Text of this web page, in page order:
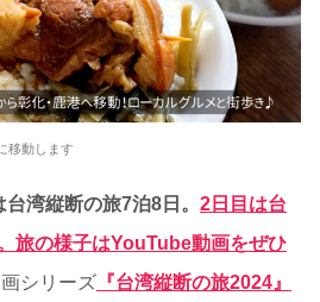
移動します
湾縦断の旅7泊8日。 2日目は台
旅の様子はYouTube動画をぜひ
シリーズ 『台湾縦断の旅2024』